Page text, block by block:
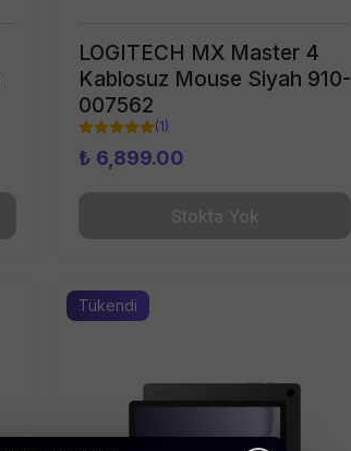
LOGITECH MX Master 4
Kablosuz Mouse Siyah 910-
007562
(1)
₺ 6,899.00
Stokta Yok
Tükendi